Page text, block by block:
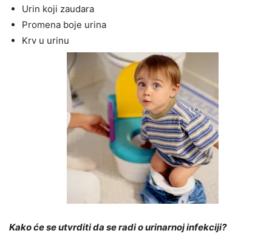
Urin koji zaudara
Promena boje urina
Krv u urinu
Kako će se utvrditi da se radi o urinarnoj infekciji?